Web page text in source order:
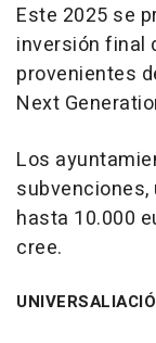
Este 2025 se
inversión final
provenientes
Next
Los
hasta 10.000
cree.